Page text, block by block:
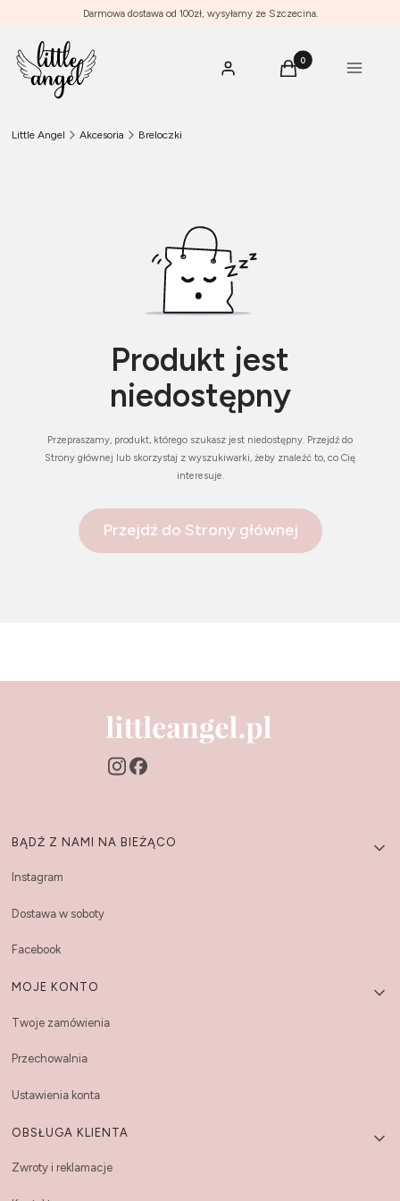
Darmowa dostawa od 100zł, wysyłamy ze Szczecina.
Zaloguj się Produkty w koszyku:
Koszyk Menu
Little Angel Akcesoria Breloczki
Produkt jest
niedostępny
Przepraszamy, produkt, którego szukasz jest niedostępny. Przejdź do
Strony głównej lub skorzystaj z wyszukiwarki, żeby znaleźć to, co Cię
interesuje.
Przejdź do Strony głównej
Linki w stopce
BĄDŹ Z NAMI NA BIEŻĄCO
Instagram
Dostawa w soboty
Facebook
MOJE KONTO
Twoje zamówienia
Przechowalnia
Ustawienia konta
OBSŁUGA KLIENTA
Zwroty i reklamacje